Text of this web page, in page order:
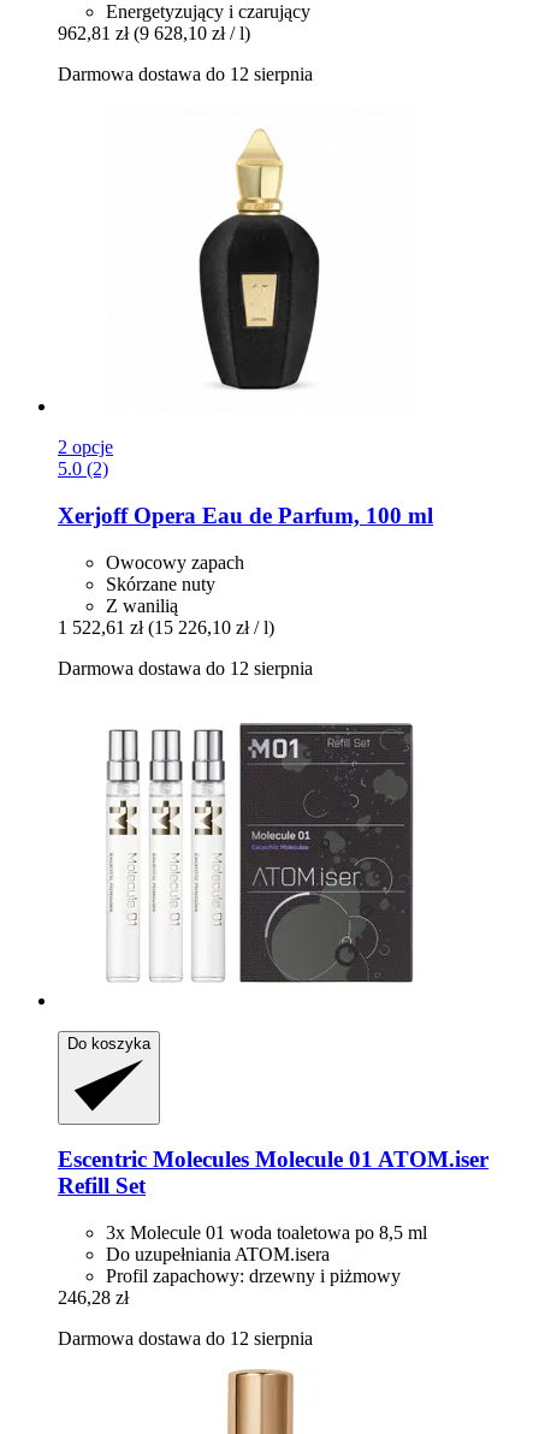
Energetyzujący i czarujący
962,81 zł (9 628,10 zł / l)
Darmowa dostawa do 12 sierpnia
2 opcje
5.0 (2)
XerjoffOpera Eau de Parfum, 100 ml
Owocowy zapach
Skórzane nuty
Z wanilią
1 522,61 zł (15 226,10 zł / l)
Darmowa dostawa do 12 sierpnia
Do koszyka
Escentric Molecules Molecule 01 ATOM.iser
Refill Set
3x Molecule 01 woda toaletowa po 8,5 ml
Do uzupełniania ATOM.isera
Profil zapachowy: drzewny i piżmowy
246,28 zł
Darmowa dostawa do 12 sierpnia